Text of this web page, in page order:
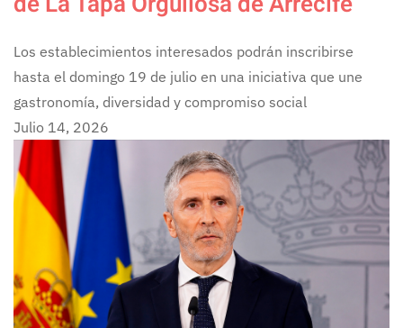
Los establecimientos interesados podrán inscribirse
hasta el domingo 19 de julio en una iniciativa que une
gastronomía, diversidad y compromiso social
Julio 14, 2026